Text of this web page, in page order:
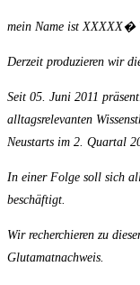
mein Name ist XXXXX�
Derzeit produzieren wir
Seit 05. Juni 2011
alltagsrelevanten
Neustarts im 2. Quartal
In einer Folge soll sich
beschäftigt.
Wir recherchieren zu
Glutamatnachweis.